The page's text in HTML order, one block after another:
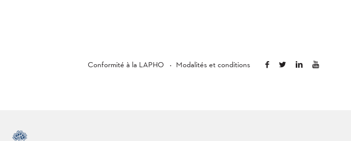
Conformité à la LAPHO Modalités et conditions